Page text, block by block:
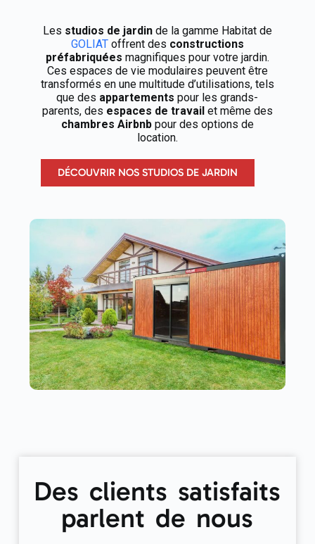
Les studios de jardinde la gamme Habitat de
GOLIAToffrent des constructions
préfabriquées magnifiques pour votre jardin.
Ces espaces de vie modulaires peuvent être
transformés en une multitude d’utilisations, tels
que des appartements pour les grands-
parents, des espaces de travail et même des
chambres Airbnbpour des options de
location.
DÉCOUVRIR NOS STUDIOS DE JARDIN
Des clients satisfaits
parlent de nous